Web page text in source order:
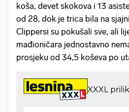
koša, devet skokova i 13
od 28, dok je trica bila na
Clippersi su pokušali sve, ali
mađioničara jednostavno
prosjeku od 34,5 koševa po